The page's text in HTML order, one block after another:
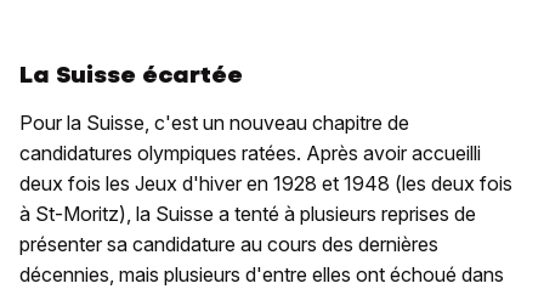
La Suisse écartée
Pour la Suisse, c'est un nouveau chapitre de
candidatures olympiques ratées. Après avoir accueilli
deux fois les Jeux d'hiver en 1928 et 1948 (les deux fois
à St-Moritz), la Suisse a tenté à plusieurs reprises de
présenter sa candidature au cours des dernières
décennies, mais plusieurs d'entre elles ont échoué dans